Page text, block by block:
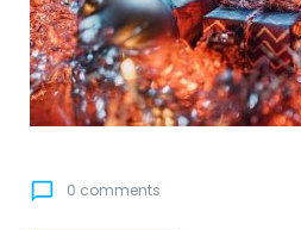
chat_bubble_outline 0 comments